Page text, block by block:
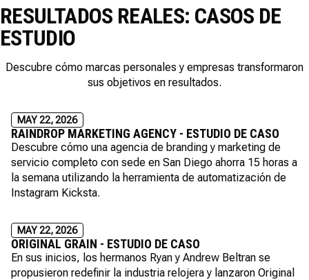
RESULTADOS REALES: CASOS DE
ESTUDIO
Descubre cómo marcas personales y empresas transformaron
sus objetivos en resultados.
MAY 22, 2026
RAINDROP MARKETING AGENCY - ESTUDIO DE CASO
Descubre cómo una agencia de branding y marketing de
servicio completo con sede en San Diego ahorra 15 horas a
la semana utilizando la herramienta de automatización de
Instagram Kicksta.
MAY 22, 2026
ORIGINAL GRAIN - ESTUDIO DE CASO
En sus inicios, los hermanos Ryan y Andrew Beltran se
propusieron redefinir la industria relojera y lanzaron Original